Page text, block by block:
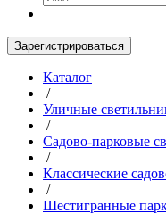
Зарегистрироваться
Каталог
/
Уличные
/
Садово-парковые
/
Классические
/
Шестигранные